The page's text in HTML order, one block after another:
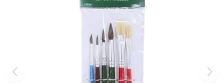
Comestibles
Papelería